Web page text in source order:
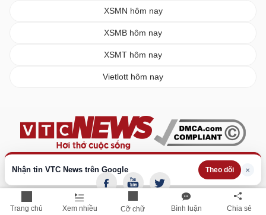
Trang chủ Xem nhiều Cỡ chữ Bình luận Chia sẻ
Nhận tin VTC News trên Google Theo dõi ×
XSMN hôm nay
XSMB hôm nay
XSMT hôm nay
Vietlott hôm nay